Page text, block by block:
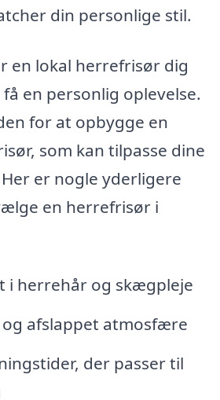
din personlige stil.
en lokal herrefrisør dig
en personlig oplevelse.
for at opbygge en
som kan tilpasse dine
er nogle yderligere
en herrefrisør i
i herrehår og skægpleje
og afslappet atmosfære
der passer til